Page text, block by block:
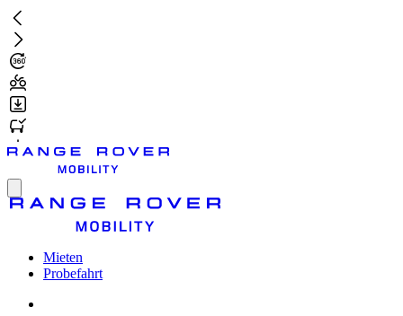
Zum
Hauptinhalt
springen
Toggle
Mieten
Probefahrt